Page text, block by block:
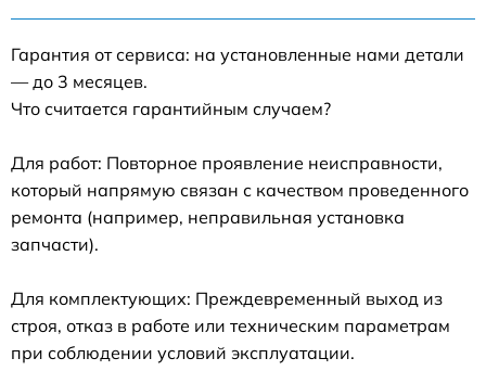
Гарантия от сервиса: на установленные нами детали
— до 3 месяцев.
Что считается гарантийным случаем?
Для работ: Повторное проявление неисправности,
который напрямую связан с качеством проведенного
ремонта (например, неправильная установка
запчасти).
Для комплектующих: Преждевременный выход из
строя, отказ в работе или техническим параметрам
при соблюдении условий эксплуатации.